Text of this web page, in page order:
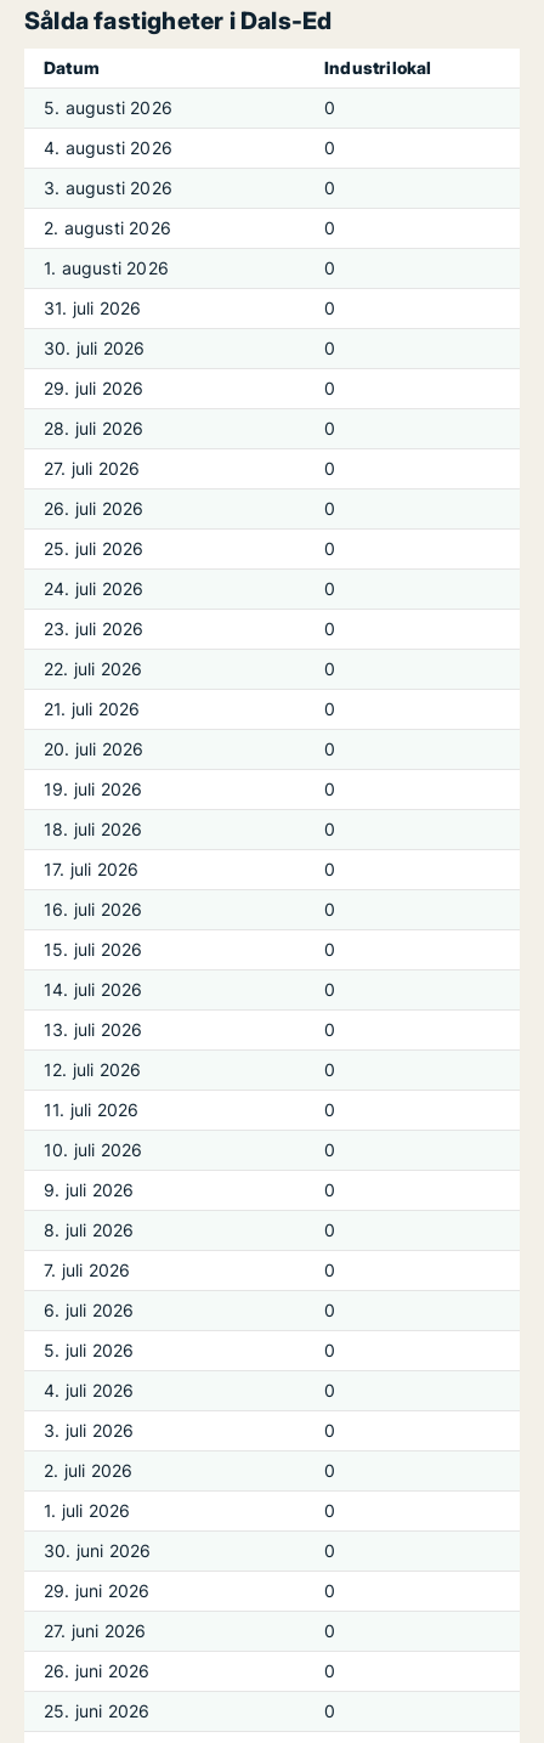
Sålda fastigheter i Dals-Ed
Datum
Industrilokal
5. augusti 2026
0
4. augusti 2026
0
3. augusti 2026
0
2. augusti 2026
0
1. augusti 2026
0
31. juli 2026
0
30. juli 2026
0
29. juli 2026
0
28. juli 2026
0
27. juli 2026
0
26. juli 2026
0
25. juli 2026
0
24. juli 2026
0
23. juli 2026
0
22. juli 2026
0
21. juli 2026
0
20. juli 2026
0
19. juli 2026
0
18. juli 2026
0
17. juli 2026
0
16. juli 2026
0
15. juli 2026
0
14. juli 2026
0
13. juli 2026
0
12. juli 2026
0
11. juli 2026
0
10. juli 2026
0
9. juli 2026
0
8. juli 2026
0
7. juli 2026
0
6. juli 2026
0
5. juli 2026
0
4. juli 2026
0
3. juli 2026
0
2. juli 2026
0
1. juli 2026
0
30. juni 2026
0
29. juni 2026
0
27. juni 2026
0
26. juni 2026
0
25. juni 2026
0